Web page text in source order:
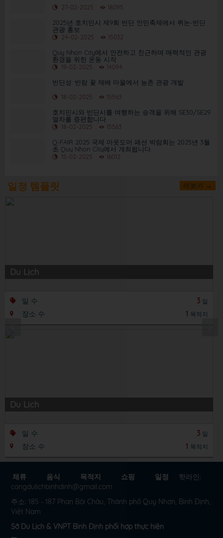
27-02-2025 18095
2025년 호치민시 제9회 빈딘 인민축제에서 퀴논-빈딘
관광 홍보
24-02-2025 15032
Quy Nhon City에서 안전하고 친근하며 매력적인 관광
환경을 위한 운동 시작
19-02-2025 14094
빈딘성: 빈람 꽃 재배 마을에서 농촌 관광 개발
18-02-2025 15563
호치민시와 빈딘시를 여행하는 승객을 위해 SE30/SE29
열차를 증편합니다.
18-02-2025 15563
Q-FAIR 2025 국제 아웃도어 패션 박람회는 2025년 3월
초 Quy Nhon City에서 개최됩니다.
15-02-2025 16012
일정 템플릿 더보기 →
Du Lịch
일 수 3 일
장소 수 1 목적지
Du Lịch
일 수 3 일
장소 수 1 목적지
체류 음식 목적지 쇼핑 일정
핫라인:
congdulichbinhdinh@gmail.com
주소: 185 - 187 Phan Bội Châu, Thành phố Quy Nhơn, Bình Định,
Việt Nam
Sở Du Lịch & VNPT Bình Định phối hợp thực hiện